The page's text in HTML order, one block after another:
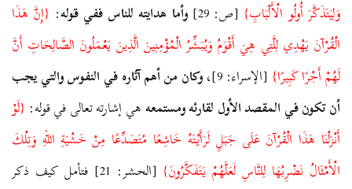
وَلِيَتَذَكَّرَ أُولُو الْأَلْبَابِ} [ص: 29] وأما هدايته للناس ففي قوله: {إِنَّ هَذَا
الْقُرْآنَ يَهْدِي لِلَّتِي هِيَ أَقْوَمُ وَيُبَشِّرُ الْمُؤْمِنِينَ الَّذِينَ يَعْمَلُونَ الصَّالِحَاتِ أَنَّ
لَهُمْ أَجْرًا كَبِيرًا} [الإسراء: 9]،
وكان من أهم آثاره في النفوس والتي يجب
أن تكون في المقصد الأول لقارئه ومستمعههي إشارته تعالى في قوله: {لَوْ
أَنْزَلْنَا هَذَا الْقُرْآنَ عَلَى جَبَلٍ لَرَأَيْتَهُ خَاشِعًا مُتَصَدِّعًا مِنْ خَشْيَةِ اللهِ وَتِلْكَ
الْأَمْثَالُ نَضْرِبُهَا لِلنَّاسِ لَعَلَّهُمْ يَتَفَكَّرُونَ}
[الحشر: 21] فتأمل كيف ذكر